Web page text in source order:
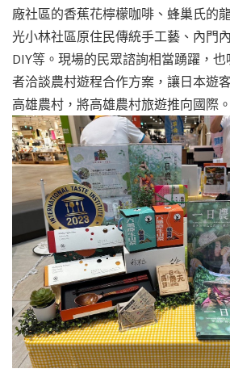
廠社區的香蕉花檸檬咖啡、蜂巢氏的
光小林社區原住民傳統手工藝、內門
DIY等。現場的民眾諮詢相當踴躍，
者洽談農村遊程合作方案，讓日本遊
高雄農村，將高雄農村旅遊推向國際。